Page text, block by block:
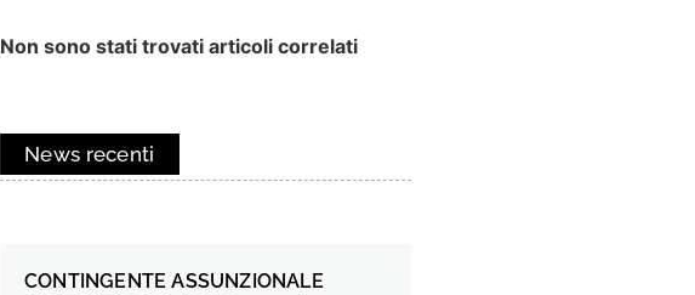
Non sono stati trovati articoli correlati
News recenti
CONTINGENTE ASSUNZIONALE